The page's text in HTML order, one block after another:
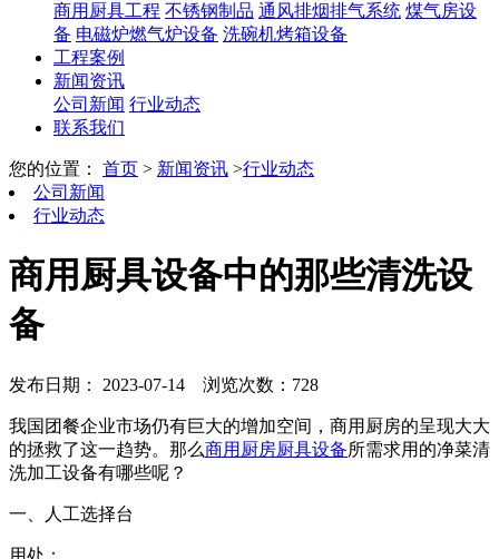
商用厨具工程 不锈钢制品 通风排烟排气系统 煤气房设
备 电磁炉燃气炉设备 洗碗机烤箱设备
工程案例
新闻资讯
公司新闻 行业动态
联系我们
您的位置： 首页 > 新闻资讯 >行业动态
公司新闻
行业动态
商用厨具设备中的那些清洗设
备
发布日期： 2023-07-14 浏览次数：728
我国团餐企业市场仍有巨大的增加空间，商用厨房的呈现大大
的拯救了这一趋势。那么商用厨房厨具设备所需求用的净菜清
洗加工设备有哪些呢？
一、人工选择台
用处：